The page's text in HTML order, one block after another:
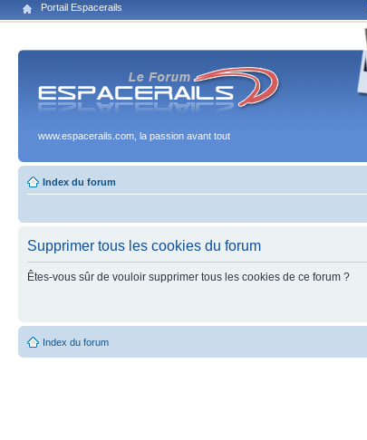
Portail Espacerails
www.espacerails.com, la passion avant tout
Index du forum
Supprimer tous les cookies du forum
Êtes-vous sûr de vouloir supprimer tous les cookies de ce forum ?
Index du forum